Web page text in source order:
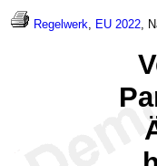
Regelwerk, EU 2022,